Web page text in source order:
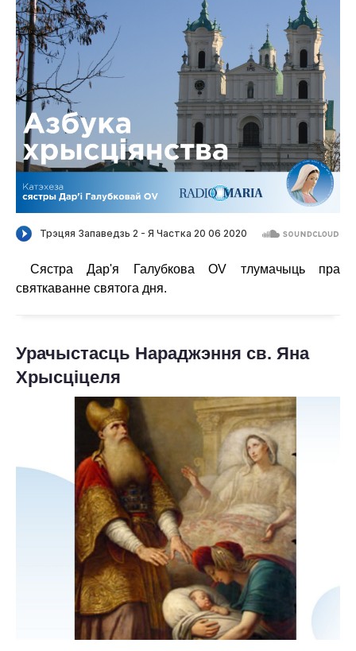
Сястра Дар'я Галубкова OV тлумачыць пра
святкаванне святога дня.
Урачыстасць Нараджэння св. Яна
Хрысціцеля